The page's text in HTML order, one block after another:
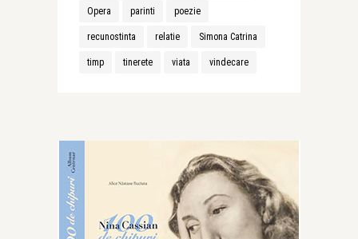
Opera parinti poezie
recunostinta relatie Simona Catrina
timp tinerete viata vindecare